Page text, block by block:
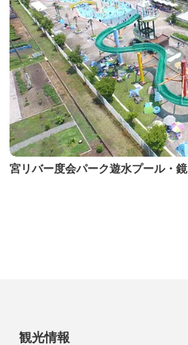
宮リバー度会パーク遊水プール・鏡
観光情報